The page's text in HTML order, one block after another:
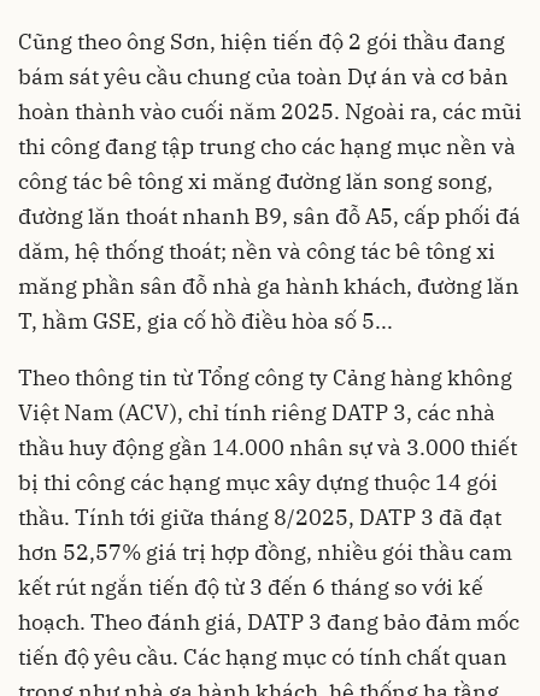
Cũng theo ông Sơn, hiện tiến độ 2 gói thầu đang
bám sát yêu cầu chung của toàn Dự án và cơ bản
hoàn thành vào cuối năm 2025. Ngoài ra, các mũi
thi công đang tập trung cho các hạng mục nền và
công tác bê tông xi măng đường lăn song song,
đường lăn thoát nhanh B9, sân đỗ A5, cấp phối đá
dăm, hệ thống thoát; nền và công tác bê tông xi
măng phần sân đỗ nhà ga hành khách, đường lăn
T, hầm GSE, gia cố hồ điều hòa số 5...
Theo thông tin từ Tổng công ty Cảng hàng không
Việt Nam (ACV), chỉ tính riêng DATP 3, các nhà
thầu huy động gần 14.000 nhân sự và 3.000 thiết
bị thi công các hạng mục xây dựng thuộc 14 gói
thầu. Tính tới giữa tháng 8/2025, DATP 3 đã đạt
hơn 52,57% giá trị hợp đồng, nhiều gói thầu cam
kết rút ngắn tiến độ từ 3 đến 6 tháng so với kế
hoạch. Theo đánh giá, DATP 3 đang bảo đảm mốc
tiến độ yêu cầu. Các hạng mục có tính chất quan